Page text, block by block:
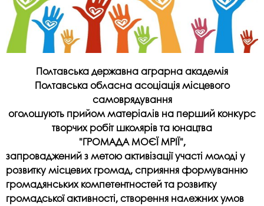
Полтавська державна аграрна академія
Полтавська обласна асоціація місцевого
самоврядування
оголошують прийом матеріалів на перший конкурс
творчих робітшколярів та юнацтва
"ГРОМАДА МОЄЇ МРІЇ",
запроваджений з метою активізації участі молоді у
розвитку місцевих громад, сприяння формуванню
громадянських компетентностей та розвитку
громадської активності, створення належних умов